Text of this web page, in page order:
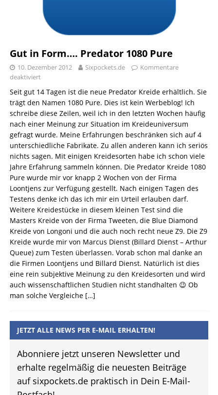
Gut in Form…. Predator 1080 Pure
10. Dezember 2012 Sixpockets.de
Kommentare
deaktiviert
Seit gut 14 Tagen ist die neue Predator Kreide erhältlich. Sie
trägt den Namen 1080 Pure. Dies ist kein Werbeblog! Ich
schreibe diese Zeilen, weil ich in den letzten Wochen häufig
nach einer Meinung zur Situation im Kreideuniversum
gefragt wurde. Meine Erfahrungen beschränken sich auf 4
unterschiedliche Fabrikate. Zu allen anderen kann ich seriös
nichts sagen. Mit einigen Kreidesorten habe ich schon viele
Jahre Erfahrung sammeln können. Die Predator Kreide 1080
Pure wurde mir vor knapp 2 Wochen von der Firma
Loontjens zur Verfügung gestellt. Nach einigen Tagen des
Testens denke ich das ich mir ein Urteil erlauben darf.
Weitere Kreidestücke in diesem kleinen Test sind die
Masters Kreide von der Firma Tweeten, die Blue Diamond
Kreide von Longoni und die auch noch recht neue Z9. Die Z9
Kreide wurde mir von Marcus Dienst (Billard Dienst – Arthur
Queue) zum Testen überlassen. Vorab schon mal danke an
die Firmen Loontjens und Billard Dienst. Natürlich ist dies
eine rein subjektive Meinung zu den Kreidesorten und wird
auch wissenschaftlichen Studien nicht standhalten 😉 Ob
man solche Vergleiche […]
JETZT ALLE NEWS PER E-MAIL ERHALTEN!
Abonniere jetzt unseren Newsletter und
erhalte regelmäßig die neuesten Beiträge
auf sixpockets.de praktisch in Dein E-Mail-